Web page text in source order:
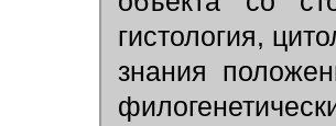
гистология,
знания